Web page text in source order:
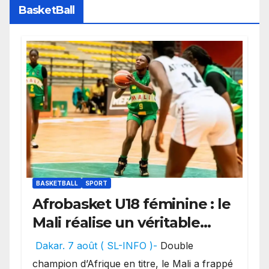
BasketBall
BASKETBALL SPORT
Afrobasket U18 féminine : le
Mali réalise un véritable
festival offensif et inflige
une lourde défaite au
Dakar. 7 août ( SL-INFO )- Double
champion d’Afrique en titre, le Mali a frappé